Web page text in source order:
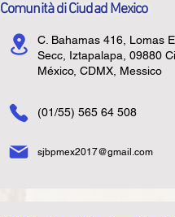
Comunità di Ciudad Mexico
C. Bahamas 416, Lomas
Secc, Iztapalapa, 09880
México, CDMX, Messico
(01/55) 565 64 508
sjbpmex2017@gmail.com